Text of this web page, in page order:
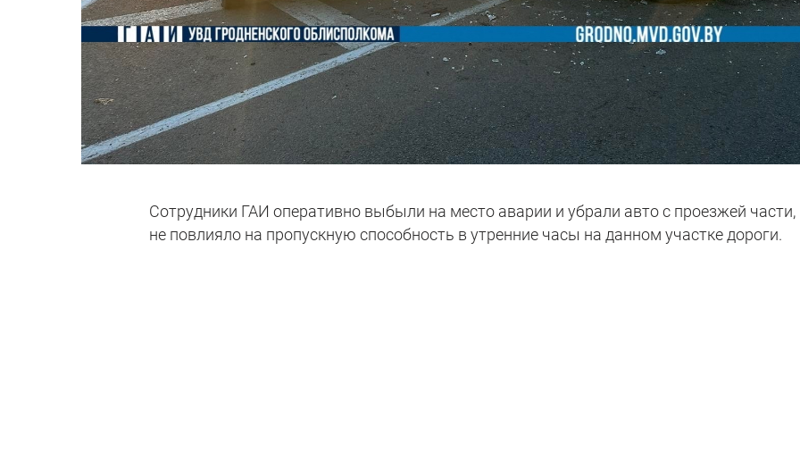
Сотрудники ГАИ оперативно выбыли на место аварии и убрали авто с проезжей части,
не повлияло на пропускную способность в утренние часы на данном участке дороги.